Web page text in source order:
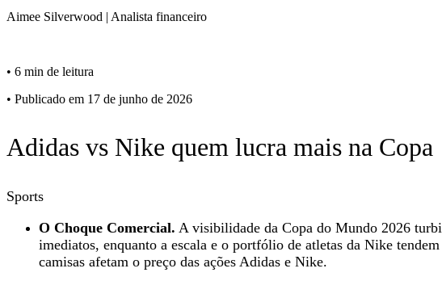
Aimee Silverwood | Analista financeiro
• 6 min de leitura
• Publicado em 17 de junho de 2026
Adidas vs Nike quem lucra mais na Copa
Sports
O Choque Comercial. A visibilidade da Copa do Mundo 2026
imediatos, enquanto a escala e o portfólio de atletas da Nike
camisas afetam o preço das ações Adidas e Nike.